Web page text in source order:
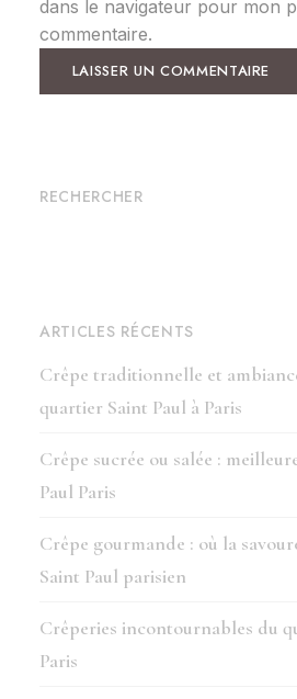
dans le navigateur pour mon
commentaire.
RECHERCHER
ARTICLES RÉCENTS
Crêpe traditionnelle et
quartier Saint Paul à Paris
Crêpe sucrée ou salée :
Paul Paris
Crêpe gourmande : où la
Saint Paul parisien
Crêperies incontournables du
Paris